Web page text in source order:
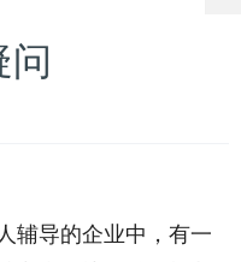
问
辅导的企业中，有一